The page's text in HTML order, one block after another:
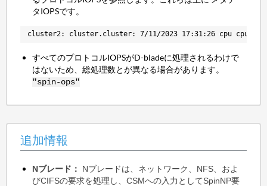
タIOPSです。
cluster2: cluster.cluster: 7/11/2023 17:31:26 cpu cpu
すべてのプロトコルIOPSがD-bladeに処理されるわけで
はないため、総処理数とが異なる場合があります。
"spin-ops"
追加情報
Nブレード：
Nブレードは、ネットワーク、NFS、およ
びCIFSの要求を処理し、CSMへの入力としてSpinNP要